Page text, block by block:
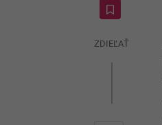
ZDIEĽAŤ